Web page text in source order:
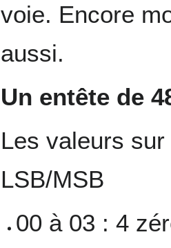
voie. Encore
aussi.
Un entête de
Les valeurs
LSB/MSB
00 à 03 : 4